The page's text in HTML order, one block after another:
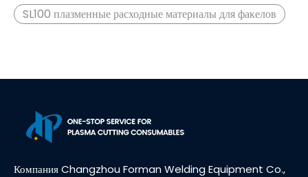
SL100 плазменные расходные материалы для факелов
Компания Changzhou Forman Welding Equipment Co.,